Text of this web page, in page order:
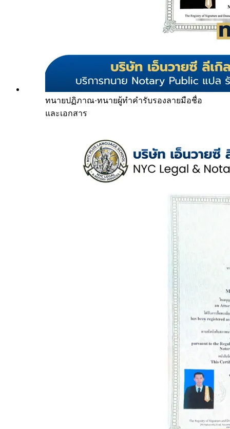
ทนายปฏิภาณ·ทนายผู้ทำคำรับรองลายมือชื่อ
และเอกสาร